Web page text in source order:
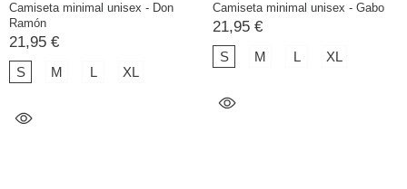
Camiseta minimal unisex - Don
Ramón
21,95 €
S M L XL
Camiseta minimal unisex - Gabo
21,95 €
S M L XL